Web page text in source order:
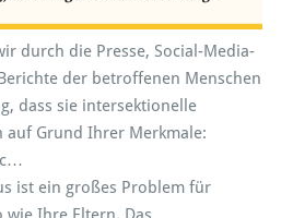
durch die Presse, Social-Media-
der betroffenen Menschen
dass sie intersektionelle
Grund Ihrer Merkmale:
ist ein großes Problem für